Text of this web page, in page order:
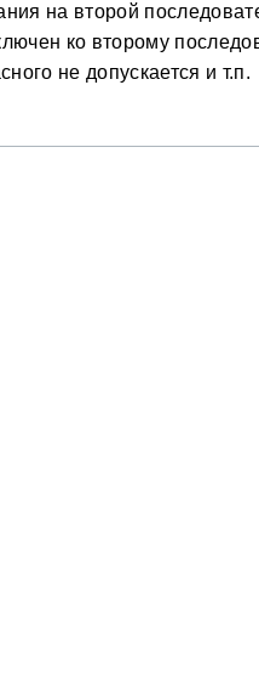
на второй
ко второму
не допускается и т.п.